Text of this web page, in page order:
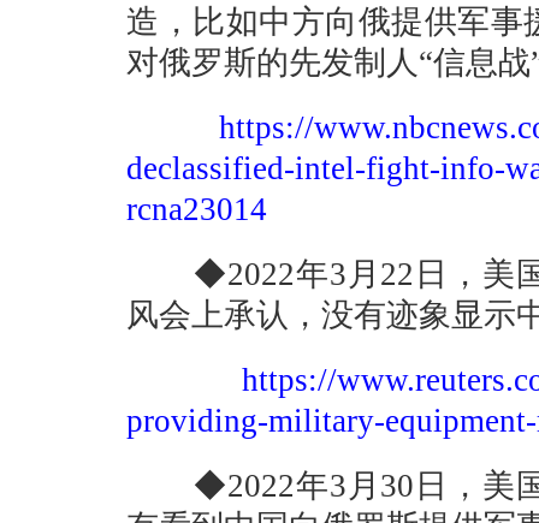
造，比如中方向俄提供军
对俄罗斯的先发制人“信息战
https://
declassified-intel-fight-info-
rcna23014
◆2022年3月22日，美国
风会上承认，没有迹象显示
https://
providing-military-
◆2022年3月30日，美国